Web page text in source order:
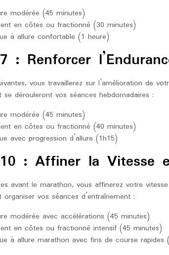
modérée (45 minutes)
en côtes ou fractionné (30 minutes)
à allure confortable (1 heure)
: Renforcer
vous travaillerez sur l’amélioration de
dérouleront vos séances hebdomadaires :
modérée (45 minutes)
en côtes ou fractionné (40 minutes)
avec progression d’allure (1h15)
: Affiner la Vitesse
avant le marathon, vous affinerez votre
vos séances d’entraînement :
modérée avec accélérations (45 minutes)
en côtes ou fractionné intensif (45 minutes)
à allure marathon avec fins de course rapides